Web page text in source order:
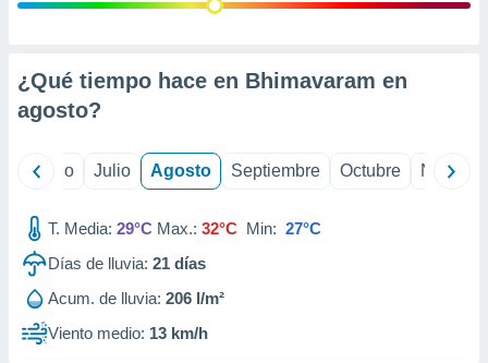
e
mediante
de
1199
¿Qué tiempo hace en Bhimavaram en
agosto?
Junio Julio Agosto Septiembre Octubre
T. Media: 29°C Max.: 32°C Min: 27°C
Días de lluvia: 21 días
Acum. de lluvia: 206 l/m²
Viento medio: 13 km/h